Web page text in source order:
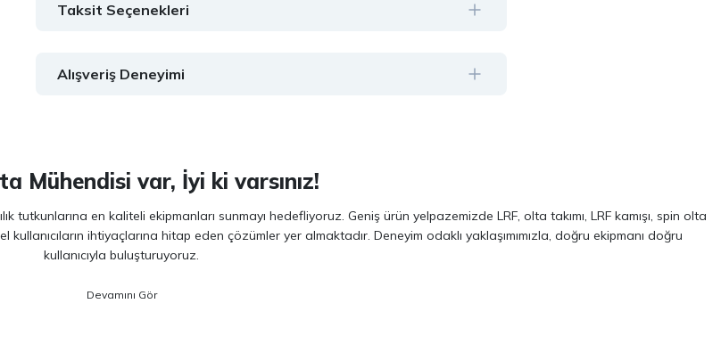
Taksit Seçenekleri
Alışveriş Deneyimi
Mühendisi var, İyi ki varsınız!
tutkunlarına en kaliteli ekipmanları sunmayı hedefliyoruz. Geniş ürün yelpazemizde LRF, olta takımı, LRF kamışı, spin olta
ihtiyaçlarına hitap eden çözümler yer almaktadır. Deneyim odaklı yaklaşımımızla, doğru ekipmanı doğru
kullanıcıyla buluşturuyoruz.
Fujin ve Ryuji gibi lider markaların en güncel ve performans odaklı modellerinden oluşur. Özellikle LRF avcılığı ve